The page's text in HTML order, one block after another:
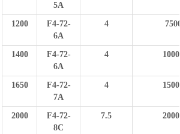
5A
1200
F4-72-
6A
4 7500
1400
F4-72-
6A
4 10000
1650
F4-72-
7A
4 15000
2000
F4-72-
8C
7.5 20000